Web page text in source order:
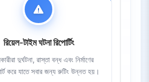
রিয়েল-টাইম ঘটনা রিপোর্টিং
দুর্ঘটনা, রাস্তা বন্ধ এবং নির্মাণের
করে যাতে সবার জন্য রুটিং উন্নত হয়।